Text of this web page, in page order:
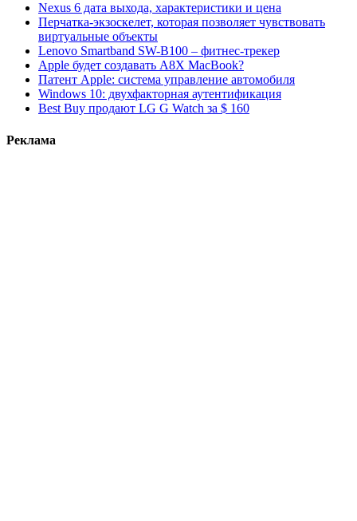
Nexus 6 дата выхода, характеристики и цена
Перчатка-экзоскелет, которая позволяет чувствовать
виртуальные объекты
Lenovo Smartband SW-B100 – фитнес-трекер
Apple будет создавать A8X MacBook?
Патент Apple: система управление автомобиля
Windows 10: двухфакторная аутентификация
Best Buy продают LG G Watch за $ 160
Реклама